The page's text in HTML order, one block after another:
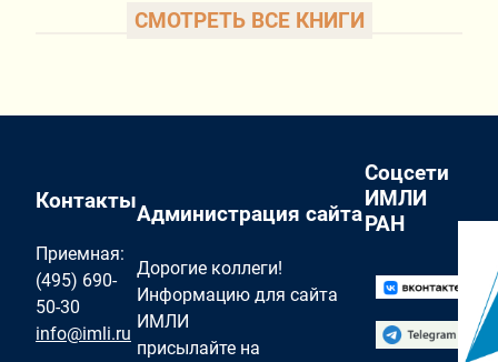
СМОТРЕТЬ ВСЕ КНИГИ
Контакты
Приемная:
(495) 690-
50-30
info@imli.ru
Администрация сайта
Дорогие коллеги!
Информацию для сайта
ИМЛИ
присылайте на
Соцсети
ИМЛИ
РАН